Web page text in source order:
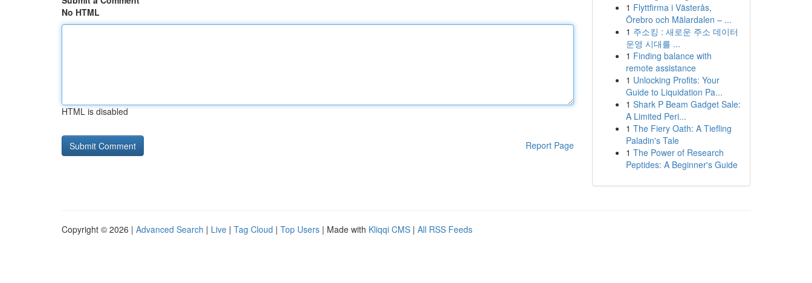
No HTML
HTML is disabled
Report Page
1 Flyttfirma i Västerås,
Örebro och Mälardalen – ...
1 주소킹 : 새로운 주소 데이터
운영 시대를 ...
1 Finding balance with
remote assistance
1 Unlocking Profits: Your
Guide to Liquidation Pa...
1 Shark P Beam Gadget Sale:
A Limited Peri...
1 The Fiery Oath: A Tiefling
Paladin's Tale
1 The Power of Research
Peptides: A Beginner's Guide
Copyright © 2026 | Advanced Search | Live | Tag Cloud | Top Users | Made with Kliqqi CMS | All RSS Feeds